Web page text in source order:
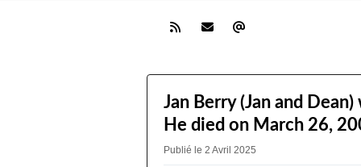
Jan Berry (Jan and
He died on March 26,
Publié le 2 Avril 2025